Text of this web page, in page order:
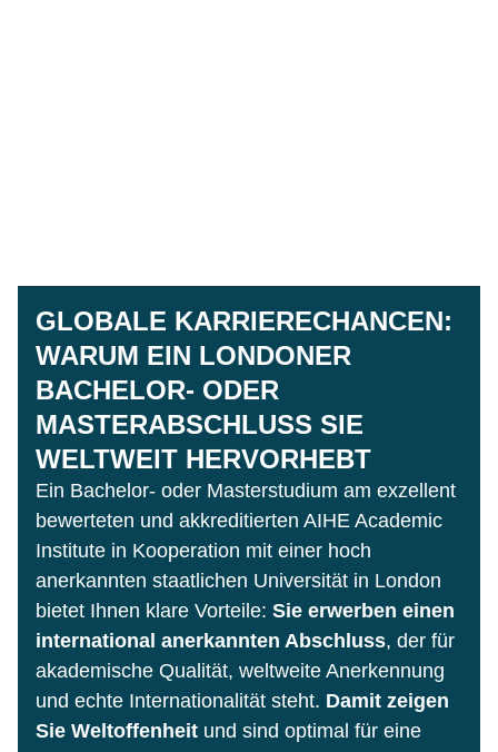
GLOBALE KARRIERECHANCEN:
WARUM EIN LONDONER
BACHELOR- ODER
MASTERABSCHLUSS SIE
WELTWEIT HERVORHEBT
Ein Bachelor- oder Masterstudium am exzellent
bewerteten und akkreditierten AIHE Academic
Institute in Kooperation mit einer hoch
anerkannten staatlichen Universität in London
bietet Ihnen klare Vorteile: Sie erwerben einen
international anerkannten Abschluss, der für
akademische Qualität, weltweite Anerkennung
und echte Internationalität steht. Damit zeigen
Sie Weltoffenheit und sind optimal für eine